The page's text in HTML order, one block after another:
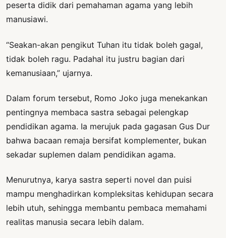
peserta didik dari pemahaman agama yang lebih
manusiawi.
“Seakan-akan pengikut Tuhan itu tidak boleh gagal,
tidak boleh ragu. Padahal itu justru bagian dari
kemanusiaan,” ujarnya.
Dalam forum tersebut, Romo Joko juga menekankan
pentingnya membaca sastra sebagai pelengkap
pendidikan agama. Ia merujuk pada gagasan Gus Dur
bahwa bacaan remaja bersifat komplementer, bukan
sekadar suplemen dalam pendidikan agama.
Menurutnya, karya sastra seperti novel dan puisi
mampu menghadirkan kompleksitas kehidupan secara
lebih utuh, sehingga membantu pembaca memahami
realitas manusia secara lebih dalam.